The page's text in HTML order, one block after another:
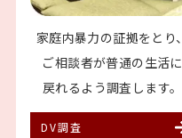
家庭内暴力の証拠をとり、
ご相談者が普通の生活に
戻れるよう調査します。
DV調査